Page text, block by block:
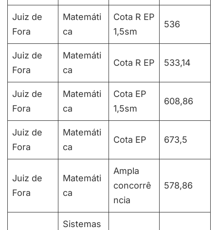
Juiz de
Fora
Matemáti
ca
Cota R EP
1,5sm
536
Juiz de
Fora
Matemáti
ca
Cota R EP 533,14
Juiz de
Fora
Matemáti
ca
Cota EP
1,5sm
608,86
Juiz de
Fora
Matemáti
ca
Cota EP 673,5
Juiz de
Fora
Matemáti
ca
Ampla
concorrê
ncia
578,86
Sistemas